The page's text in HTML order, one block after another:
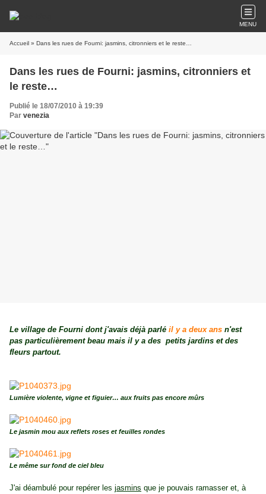
MENU
Accueil » Dans les rues de Fourni: jasmins, citronniers et le reste…
Dans les rues de Fourni: jasmins, citronniers et
le reste…
Publié le 18/07/2010 à 19:39
Par venezia
Le village de Fourni dont j'avais déjà parlé il y a deux ans n'est
pas particulièrement beau mais il y a des petits jardins et des
fleurs partout.
Lumière violente, vigne et figuier… aux fruits pas encore mûrs
Le jasmin mou aux reflets roses et feuilles rondes
Le même sur fond de ciel bleu
J'ai déambulé pour repérer les jasmins que je pouvais ramasser et, à